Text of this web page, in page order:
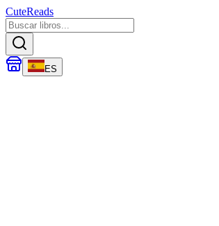
CuteReads
ES